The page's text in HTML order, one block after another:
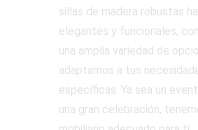
sillas de madera robustas
elegantes y funcionales,
una amplia variedad de
adaptarnos a tus
específicas. Ya sea un
una gran celebración,